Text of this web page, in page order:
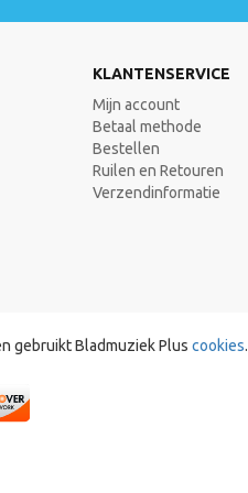
KLANTENSERVICE
Mijn account
Betaal methode
Bestellen
Ruilen en Retouren
Verzendinformatie
gebruikt Bladmuziek Plus cookies.